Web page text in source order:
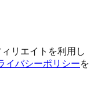
リエイトを利用し
イバシーポリシーを